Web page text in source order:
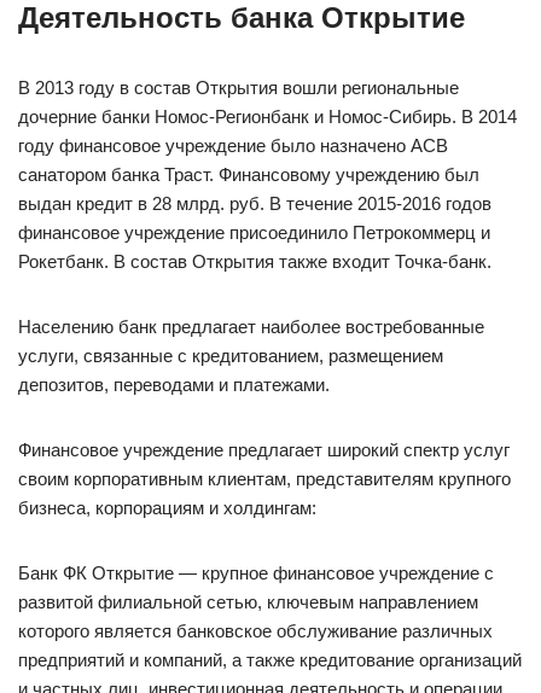
Деятельность банка Открытие
В 2013 году в состав Открытия вошли региональные
дочерние банки Номос-Регионбанк и Номос-Сибирь. В 2014
году финансовое учреждение было назначено АСВ
санатором банка Траст. Финансовому учреждению был
выдан кредит в 28 млрд. руб. В течение 2015-2016 годов
финансовое учреждение присоединило Петрокоммерц и
Рокетбанк. В состав Открытия также входит Точка-банк.
Населению банк предлагает наиболее востребованные
услуги, связанные с кредитованием, размещением
депозитов, переводами и платежами.
Финансовое учреждение предлагает широкий спектр услуг
своим корпоративным клиентам, представителям крупного
бизнеса, корпорациям и холдингам:
Банк ФК Открытие — крупное финансовое учреждение с
развитой филиальной сетью, ключевым направлением
которого является банковское обслуживание различных
предприятий и компаний, а также кредитование организаций
и частных лиц, инвестиционная деятельность и операции